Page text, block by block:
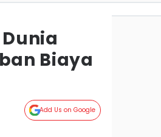
Biaya
Add Us on Google